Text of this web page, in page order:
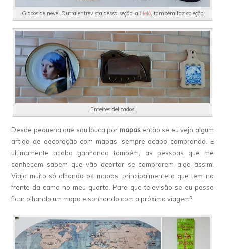
Globos de neve. Outra entrevista dessa seção, a Helô, também faz coleção
Enfeites delicados
Desde pequena que sou louca por mapasentão se eu vejo algum
artigo de decoração com mapas, sempre acabo comprando. E
ultimamente acabo ganhando também, as pessoas que me
conhecem sabem que vão acertar se comprarem algo assim.
Viajo muito só olhando os mapas, principalmente o que tem na
frente da cama no meu quarto. Para que televisão se eu posso
ficar olhando um mapa e sonhando com a próxima viagem?